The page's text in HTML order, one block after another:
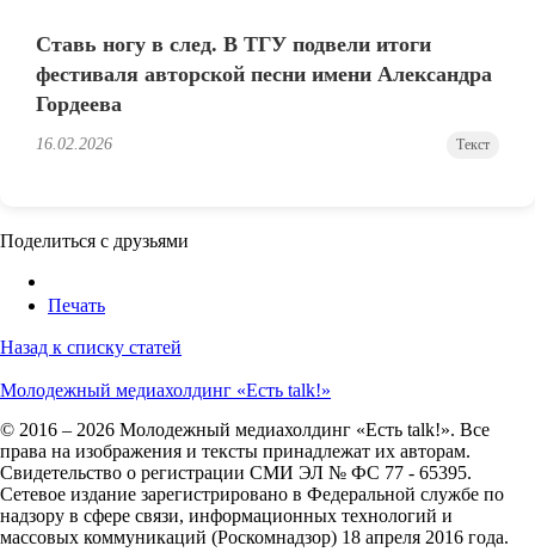
Ставь ногу в след. В ТГУ подвели итоги
фестиваля авторской песни имени Александра
Гордеева
16.02.2026 Текст
Поделиться с друзьями
Печать
Назад к списку статей
Молодежный медиахолдинг «Есть talk!»
© 2016 – 2026 Молодежный медиахолдинг «Есть talk!». Все
права на изображения и тексты принадлежат их авторам.
Свидетельство о регистрации СМИ ЭЛ № ФС 77 - 65395.
Сетевое издание зарегистрировано в Федеральной службе по
надзору в сфере связи, информационных технологий и
массовых коммуникаций (Роскомнадзор) 18 апреля 2016 года.